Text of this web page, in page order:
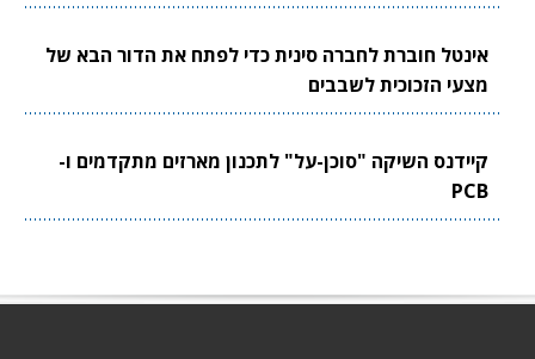
אינטל חוברת לחברה סינית כדי לפתח את הדור הבא של
מצעי הזכוכית לשבבים
קיידנס השיקה "סוכן-על" לתכנון מארזים מתקדמים ו-
PCB